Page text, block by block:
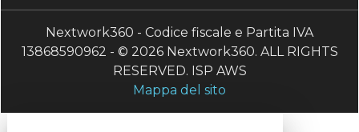
Nextwork360 - Codice fiscale e Partita IVA
13868590962 - © 2026 Nextwork360. ALL RIGHTS
RESERVED. ISP AWS
Mappa del sito